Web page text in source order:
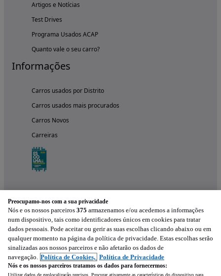
Artigos e Notícias
Test Drives
Programa Usados ACAP
Quanto vale o seu carro?
Informações
Carros usados por Distrito
Carros usados mais procurados
Carros Novos
Carreiras
Experimenta a aplicação
Preocupamo-nos com a sua privacidade
Nós e os nossos parceiros 375 armazenamos e/ou acedemos a informações
num dispositivo, tais como identificadores únicos em cookies para tratar
dados pessoais. Pode aceitar ou gerir as suas escolhas clicando abaixo ou em
qualquer momento na página da política de privacidade. Estas escolhas serão
sinalizadas aos nossos parceiros e não afetarão os dados de
navegação. Política de Cookies, Política de Privacidade
Nós e os nossos parceiros tratamos os dados para fornecermos:
Utilizar dados de geolocalização precisos. Procurar ativamente as características do dispositivo para